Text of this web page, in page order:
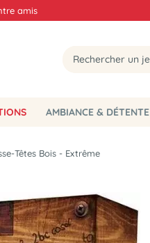
amis
AMBIANCE & DÉTENTE
Têtes Bois - Extrême